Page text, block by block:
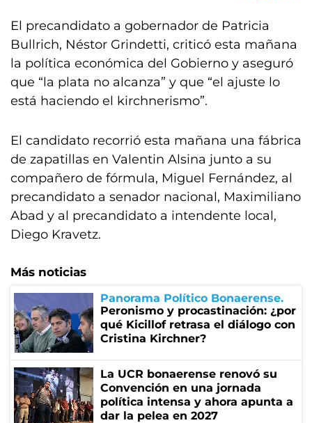
El precandidato a gobernador de Patricia
Bullrich, Néstor Grindetti, criticó esta mañana
la política económica del Gobierno y aseguró
que “la plata no alcanza” y que “el ajuste lo
está haciendo el kirchnerismo”.
El candidato recorrió esta mañana una fábrica
de zapatillas en Valentin Alsina junto a su
compañero de fórmula, Miguel Fernández, al
precandidato a senador nacional, Maximiliano
Abad y al precandidato a intendente local,
Diego Kravetz.
Más noticias
Panorama Político Bonaerense
Peronismo y procastinación: ¿por
qué Kicillof retrasa el diálogo con
Cristina Kirchner?
La UCR bonaerense renovó su
Convención en una jornada
política intensa y ahora apunta a
dar la pelea en 2027